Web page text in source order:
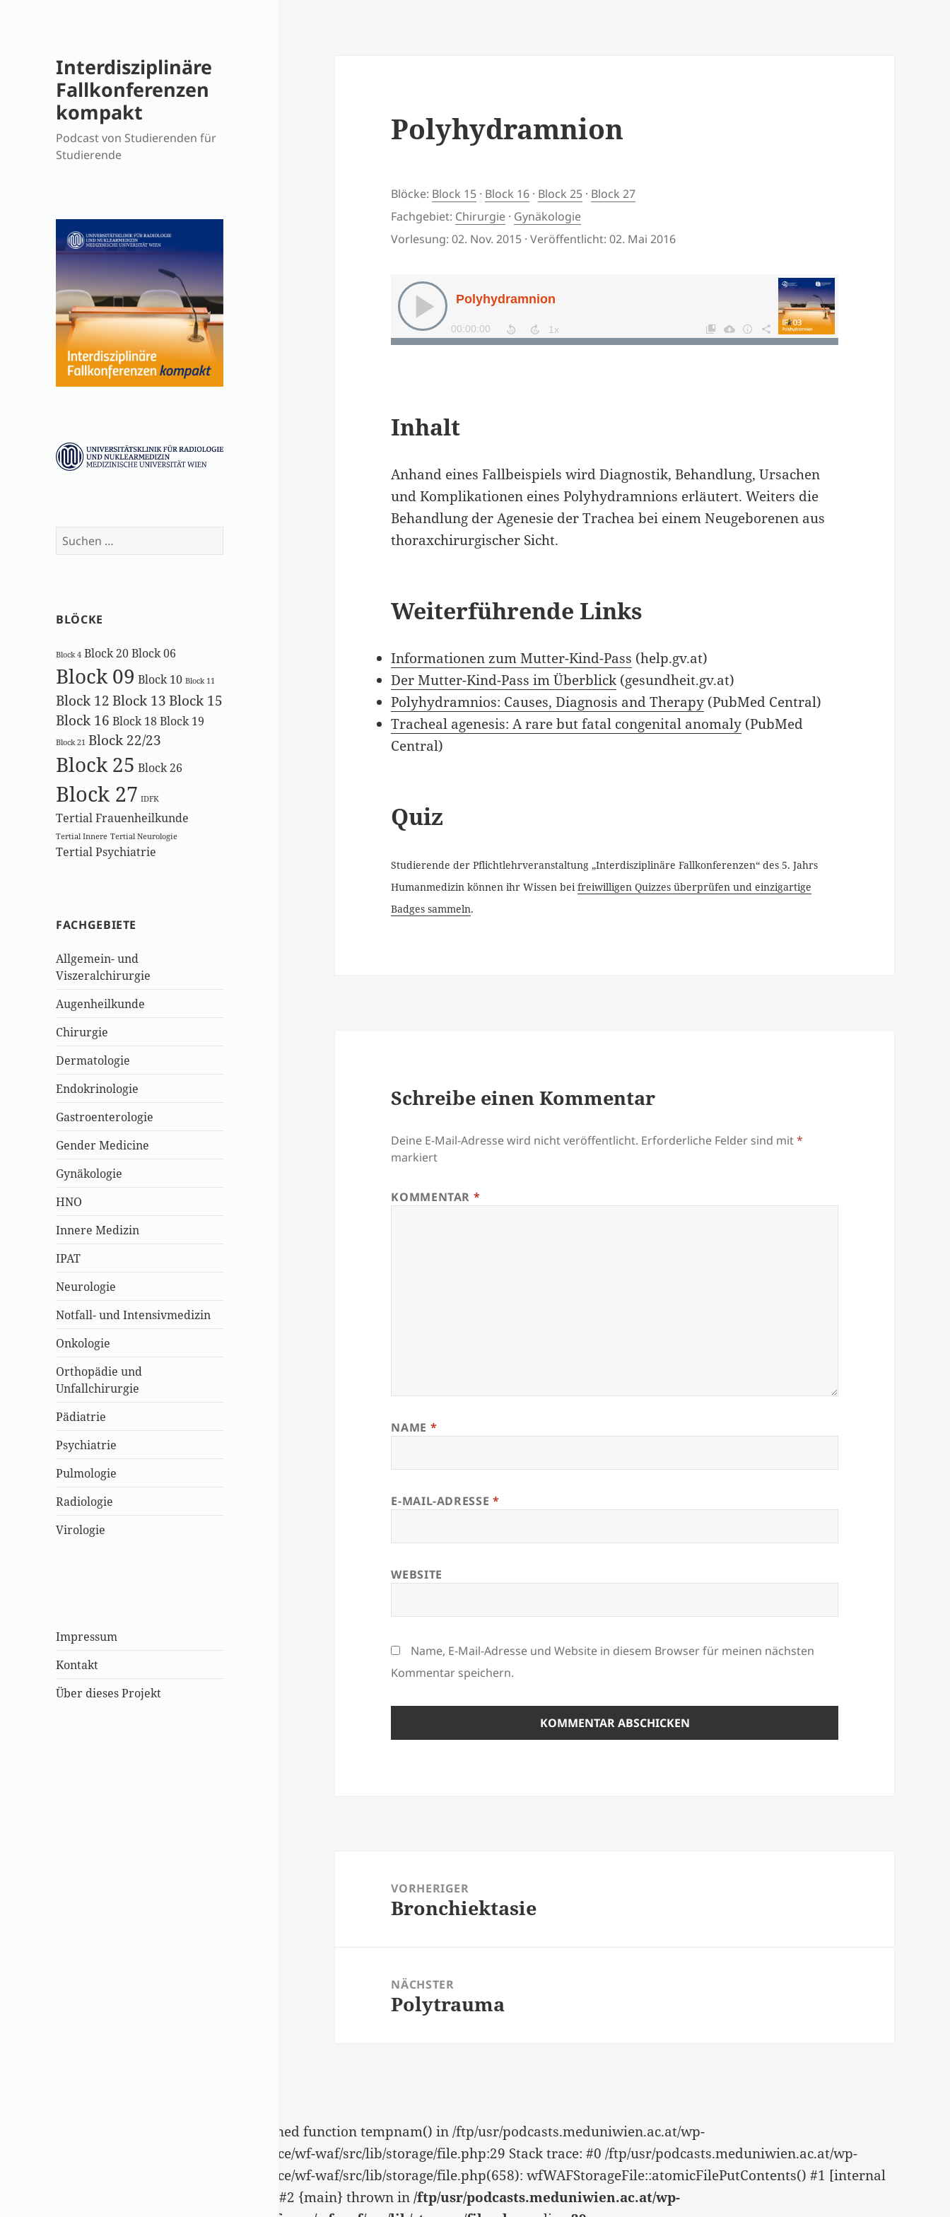
Interdisziplinäre
Fallkonferenzen
kompakt
Podcast von Studierenden für
Studierende
Suchen
nach:
BLÖCKE
Block 4 Block 20Block 06
Block 09 Block 10 Block 11
Block 12Block 13Block 15
Block 16 Block 18Block 19
Block 21 Block 22/23
Block 25 Block 26
Block 27 IDFK
Tertial Frauenheilkunde
Tertial Innere Tertial Neurologie
Tertial Psychiatrie
FACHGEBIETE
Allgemein- und
Viszeralchirurgie
Augenheilkunde
Chirurgie
Dermatologie
Endokrinologie
Gastroenterologie
Gender Medicine
Gynäkologie
HNO
Innere Medizin
IPAT
Neurologie
Notfall- und Intensivmedizin
Onkologie
Orthopädie und
Unfallchirurgie
Pädiatrie
Psychiatrie
Pulmologie
Radiologie
Virologie
Impressum
Kontakt
Über dieses Projekt
Polyhydramnion
Blöcke: Block 15 · Block 16 · Block 25 · Block 27
Fachgebiet: Chirurgie · Gynäkologie
Vorlesung: 02. Nov. 2015 · Veröffentlicht: 02. Mai 2016
Inhalt
Anhand eines Fallbeispiels wird Diagnostik, Behandlung, Ursachen
und Komplikationen eines Polyhydramnions erläutert. Weiters die
Behandlung der Agenesie der Trachea bei einem Neugeborenen aus
thoraxchirurgischer Sicht.
Weiterführende Links
Informationen zum Mutter-Kind-Pass (help.gv.at)
Der Mutter-Kind-Pass im Überblick (gesundheit.gv.at)
Polyhydramnios: Causes, Diagnosis and Therapy (PubMed Central)
Tracheal agenesis: A rare but fatal congenital anomaly (PubMed
Central)
Quiz
Studierende der Pflichtlehrveranstaltung „Interdisziplinäre Fallkonferenzen“ des 5. Jahrs
Humanmedizin können ihr Wissen beifreiwilligen Quizzes überprüfen und einzigartige
Badges sammeln.
Schreibe einen Kommentar
Deine E-Mail-Adresse wird nicht veröffentlicht. Erforderliche Felder sind mit*
markiert
KOMMENTAR *
NAME *
E-MAIL-ADRESSE *
WEBSITE
Name, E-Mail-Adresse und Website in diesem Browser für meinen nächsten
Kommentar speichern.
VORHERIGER
Vorheriger
Bronchiektasie
NÄCHSTER
Nächster
Polytrauma
: Uncaught Error: Call to undefined function tempnam() in /ftp/usr/podcasts.meduniwien.ac.at/wp-
content/plugins/wordfence/vendor/wordfence/wf-waf/src/lib/storage/file.php:29 Stack trace: #0 /ftp/usr/podcasts.meduniwien.ac.at/wp-
content/plugins/wordfence/vendor/wordfence/wf-waf/src/lib/storage/file.php(658): wfWAFStorageFile::atomicFilePutContents() #1 [internal
function]: wfWAFStorageFile->saveConfig() #2 {main} thrown in/ftp/usr/podcasts.meduniwien.ac.at/wp-